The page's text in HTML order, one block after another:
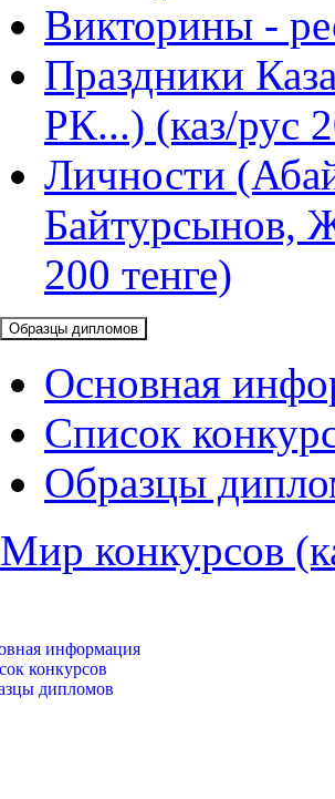
Викторины -
Праздники
РК...) (каз/рус
Личности
Байтурсынов,
200 тенге)
Образцы дипломов
Основная
Список
Образцы
Мир конкурсов
информация
конкурсов
дипломов